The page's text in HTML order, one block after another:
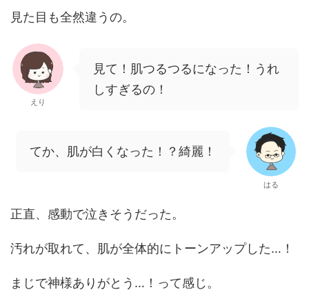
見た目も全然違うの。
えり
見て！肌つるつるになった！うれ
しすぎるの！
てか、肌が白くなった！？綺麗！
はる
正直、感動で泣きそうだった。
汚れが取れて、肌が全体的にトーンアップした…！
まじで神様ありがとう…！って感じ。